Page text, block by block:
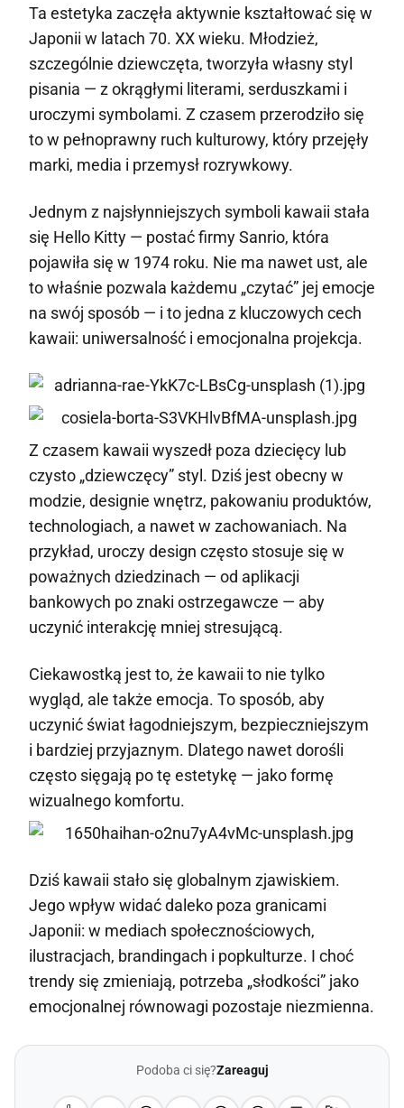
Ta estetyka zaczęła aktywnie kształtować się w
Japonii w latach 70. XX wieku. Młodzież,
szczególnie dziewczęta, tworzyła własny styl
pisania — z okrągłymi literami, serduszkami i
uroczymi symbolami. Z czasem przerodziło się
to w pełnoprawny ruch kulturowy, który przejęły
marki, media i przemysł rozrywkowy.
Jednym z najsłynniejszych symboli kawaii stała
się Hello Kitty — postać firmy Sanrio, która
pojawiła się w 1974 roku. Nie ma nawet ust, ale
to właśnie pozwala każdemu „czytać” jej emocje
na swój sposób — i to jedna z kluczowych cech
kawaii: uniwersalność i emocjonalna projekcja.
Z czasem kawaii wyszedł poza dziecięcy lub
czysto „dziewczęcy” styl. Dziś jest obecny w
modzie, designie wnętrz, pakowaniu produktów,
technologiach, a nawet w zachowaniach. Na
przykład, uroczy design często stosuje się w
poważnych dziedzinach — od aplikacji
bankowych po znaki ostrzegawcze — aby
uczynić interakcję mniej stresującą.
Ciekawostką jest to, że kawaii to nie tylko
wygląd, ale także emocja. To sposób, aby
uczynić świat łagodniejszym, bezpieczniejszym
i bardziej przyjaznym. Dlatego nawet dorośli
często sięgają po tę estetykę — jako formę
wizualnego komfortu.
Dziś kawaii stało się globalnym zjawiskiem.
Jego wpływ widać daleko poza granicami
Japonii: w mediach społecznościowych,
ilustracjach, brandingach i popkulturze. I choć
trendy się zmieniają, potrzeba „słodkości” jako
emocjonalnej równowagi pozostaje niezmienna.
Podoba ci się?Zareaguj